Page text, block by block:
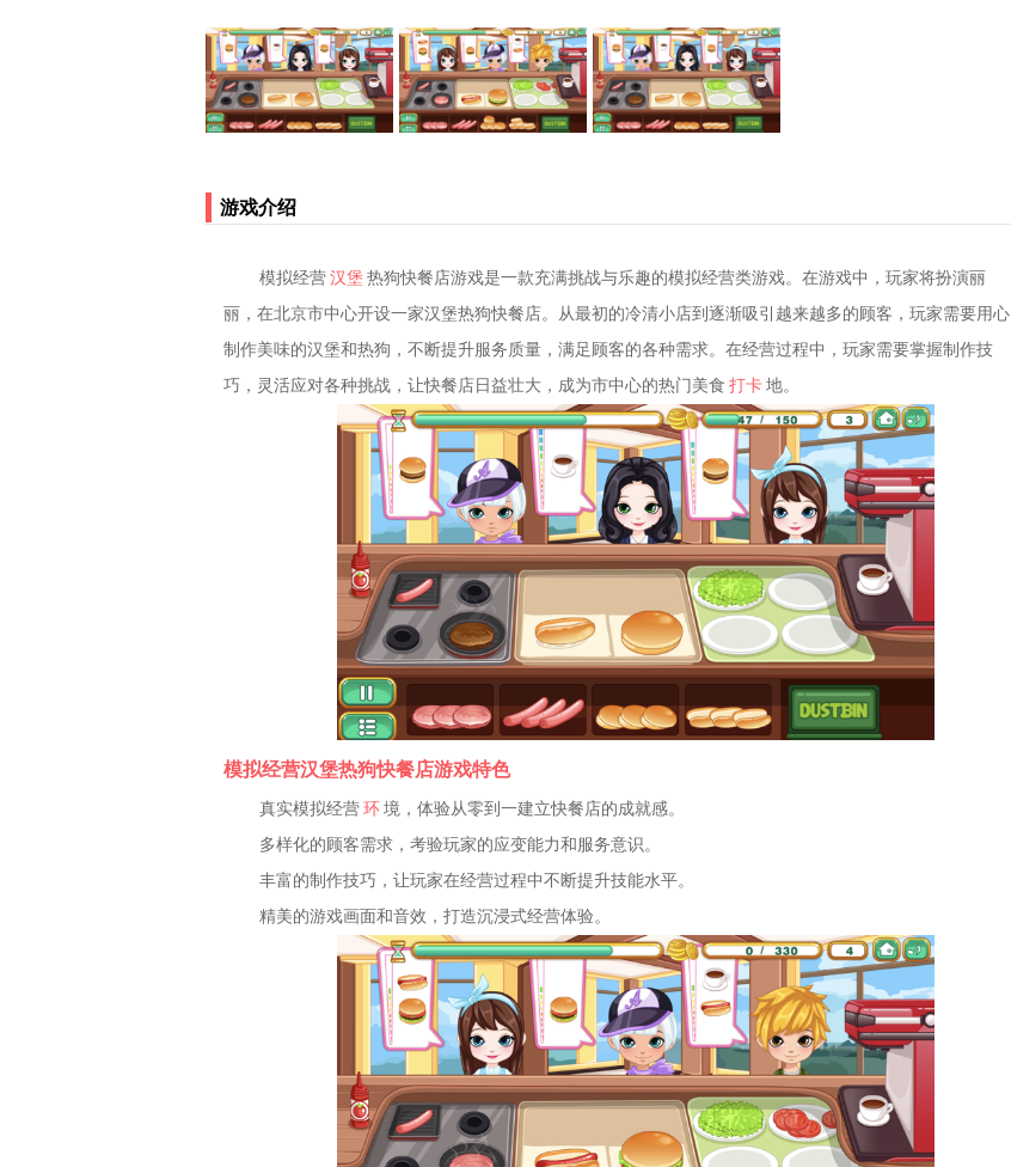
游戏介绍
模拟经营 汉堡 热狗快餐店游戏是一款充满挑战与乐趣的模拟经营类游戏。在游戏中，玩家将扮演丽
丽，在北京市中心开设一家汉堡热狗快餐店。从最初的冷清小店到逐渐吸引越来越多的顾客，玩家需要用心
制作美味的汉堡和热狗，不断提升服务质量，满足顾客的各种需求。在经营过程中，玩家需要掌握制作技
巧，灵活应对各种挑战，让快餐店日益壮大，成为市中心的热门美食 打卡 地。
模拟经营汉堡热狗快餐店游戏特色
真实模拟经营 环 境，体验从零到一建立快餐店的成就感。
多样化的顾客需求，考验玩家的应变能力和服务意识。
丰富的制作技巧，让玩家在经营过程中不断提升技能水平。
精美的游戏画面和音效，打造沉浸式经营体验。